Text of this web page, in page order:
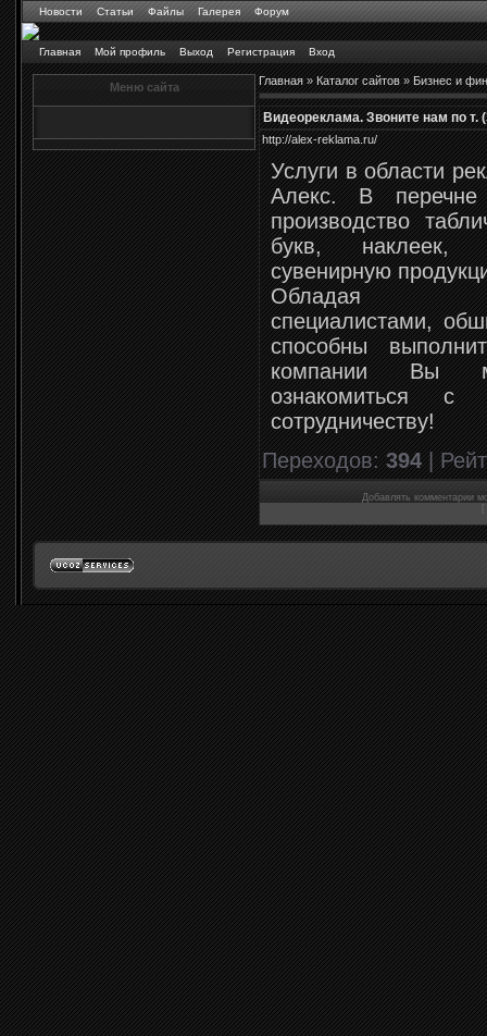
Новости Статьи Файлы Галерея Форум
Главная Мой профиль Выход Регистрация Вход
Меню сайта Главная»Каталог сайтов»Бизнес и
Видеореклама. Звоните нам по т.
http://alex-reklama.ru/
Услуги в области
Алекс. В
производство
букв, наклеек,
сувенирную
Обладая
специалистами,
способны
компании Вы
ознакомиться с
сотрудничеству!
Переходов:394|
Добавлять комментарии